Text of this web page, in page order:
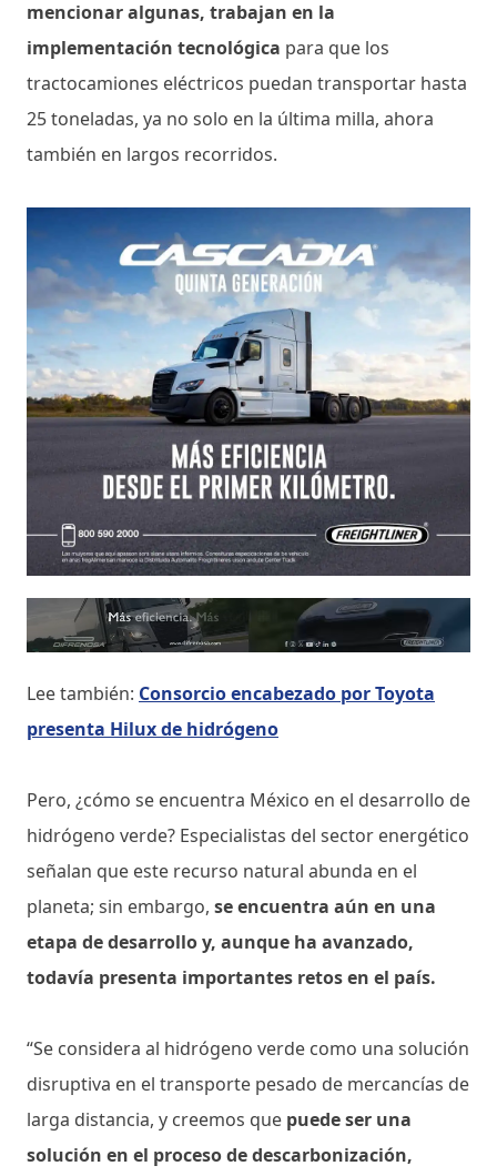
mencionar algunas, trabajan en la
implementación tecnológica para que los
tractocamiones eléctricos puedan transportar hasta
25 toneladas, ya no solo en la última milla, ahora
también en largos recorridos.
Lee también: Consorcio encabezado por Toyota
presenta Hilux de hidrógeno
Pero, ¿cómo se encuentra México en el desarrollo de
hidrógeno verde? Especialistas del sector energético
señalan que este recurso natural abunda en el
planeta; sin embargo, se encuentra aún en una
etapa de desarrollo y, aunque ha avanzado,
todavía presenta importantes retos en el país.
“Se considera al hidrógeno verde como una solución
disruptiva en el transporte pesado de mercancías de
larga distancia, y creemos que puede ser una
solución en el proceso de descarbonización,